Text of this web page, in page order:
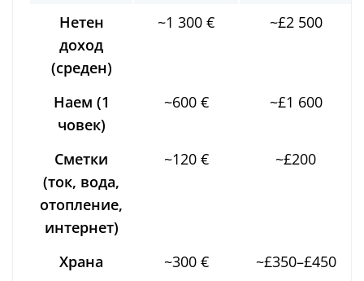
Нетен
доход
(среден)
~1 300 € ~£2 500
Наем (1
човек)
~600 € ~£1 600
Сметки
(ток, вода,
отопление,
интернет)
~120 € ~£200
Храна ~300 €
~£350–£450